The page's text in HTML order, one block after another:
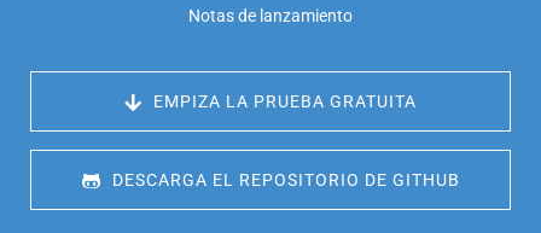
Notas de lanzamiento
EMPIZA LA PRUEBA GRATUITA
DESCARGA EL REPOSITORIO DE GITHUB